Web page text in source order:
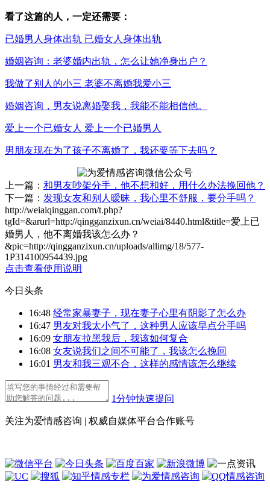
看了这篇的人，一定还需要：
已婚男人身体出轨 已婚女人身体出轨
婚姻咨询：老婆婚内出轨，怎么让她净身出户？
我做了别人的小三 老婆不离婚我爱小三
婚姻咨询，男友说离婚娶我，我能不能相信他。
爱上一个已婚女人 爱上一个已婚男人
男朋友现在为了孩子不离婚了，我还要等下去吗？
上一篇： 和男友吵架分手，他不想和好，用什么办法挽回他？
下一篇： 发现女友和别人暧昧，我心里不舒服，要分手吗？
http://weiaiqinggan.com/t.php?
tgId=&arurl=http://qingganzixun.cn/weiai/8440.html&title=爱上已
婚男人，他不离婚我该怎么办？
&pic=http://qingganzixun.cn/uploads/allimg/18/577-
1P314100954439.jpg
点击查看使用说明
今日头条
16:48 经常家暴妻子，现在妻子心里有阴影了怎么办
16:47 男友对我太小气了，这种男人应该早点分手吗
16:09 女朋友拉黑我后，我该如何复合
16:08 女友说我们之间不可能了，我该怎么挽回
16:01 男友和我三观不合，这样的感情该怎么继续
1分钟快速提问
关注为爱情感咨询 | 权威自媒体平台合作账号